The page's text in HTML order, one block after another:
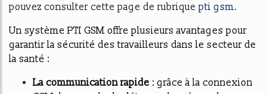
pouvez consulter cette page de rubrique pti gsm.
Un système PTI GSM offre plusieurs avantages pour
garantir la sécurité des travailleurs dans le secteur de
la santé :
La communication rapide : grâce à la connexion